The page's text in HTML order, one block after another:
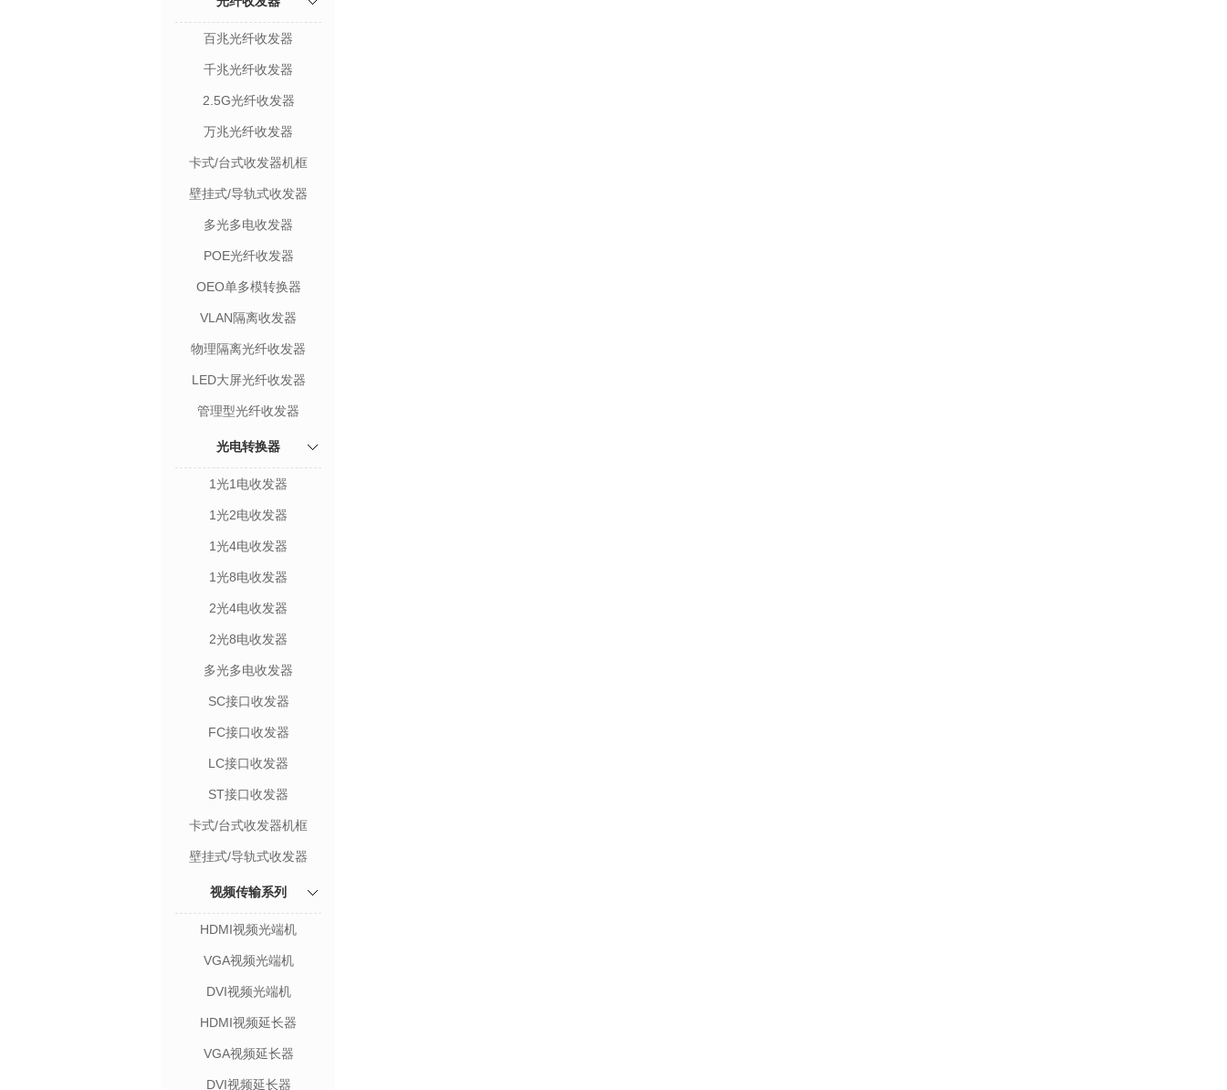
百兆光纤收发器
千兆光纤收发器
2.5G光纤收发器
万兆光纤收发器
卡式/台式收发器机框
壁挂式/导轨式收发器
多光多电收发器
POE光纤收发器
OEO单多模转换器
VLAN隔离收发器
物理隔离光纤收发器
LED大屏光纤收发器
管理型光纤收发器
光电转换器
1光1电收发器
1光2电收发器
1光4电收发器
1光8电收发器
2光4电收发器
2光8电收发器
多光多电收发器
SC接口收发器
FC接口收发器
LC接口收发器
ST接口收发器
卡式/台式收发器机框
壁挂式/导轨式收发器
视频传输系列
HDMI视频光端机
VGA视频光端机
DVI视频光端机
HDMI视频延长器
VGA视频延长器
DVI视频延长器